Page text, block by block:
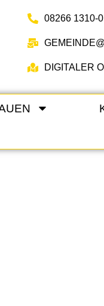
08266 1310-0
DIGITALER